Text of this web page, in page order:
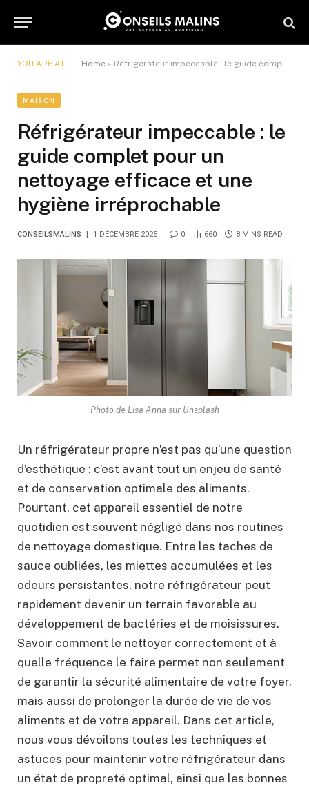
YOU ARE AT: Home » Réfrigérateur impeccable : le guide complet pour un nettoyage efficace et une hygiène irréprochable
MAISON
Réfrigérateur impeccable : le
guide complet pour un
nettoyage efficace et une
hygiène irréprochable
CONSEILSMALINS 1 DÉCEMBRE 2025 0 660 8 MINS READ
Photo de Lisa Anna sur Unsplash
Un réfrigérateur propre n’est pas qu’une question
d’esthétique : c’est avant tout un enjeu de santé
et de conservation optimale des aliments.
Pourtant, cet appareil essentiel de notre
quotidien est souvent négligé dans nos routines
de nettoyage domestique. Entre les taches de
sauce oubliées, les miettes accumulées et les
odeurs persistantes, notre réfrigérateur peut
rapidement devenir un terrain favorable au
développement de bactéries et de moisissures.
Savoir comment le nettoyer correctement et à
quelle fréquence le faire permet non seulement
de garantir la sécurité alimentaire de votre foyer,
mais aussi de prolonger la durée de vie de vos
aliments et de votre appareil. Dans cet article,
nous vous dévoilons toutes les techniques et
astuces pour maintenir votre réfrigérateur dans
un état de propreté optimal, ainsi que les bonnes